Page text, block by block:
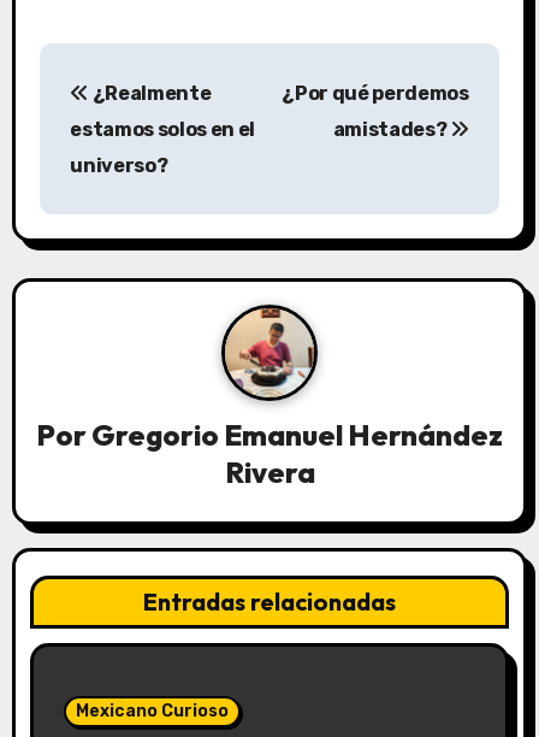
N
e
g
i
ó
n
d
e
¿Realmente
estamos solos en el
universo?
¿Por qué perdemos
amistades?
PorGregorio Emanuel Hernández
Rivera
Entradas relacionadas
Mexicano Curioso